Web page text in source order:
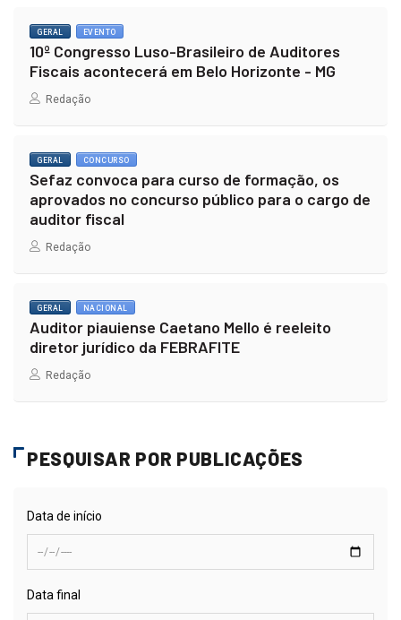
GERAL EVENTO
10º Congresso Luso-Brasileiro de Auditores
Fiscais acontecerá em Belo Horizonte - MG
Redação
GERAL CONCURSO
Sefaz convoca para curso de formação, os
aprovados no concurso público para o cargo de
auditor fiscal
Redação
GERAL NACIONAL
Auditor piauiense Caetano Mello é reeleito
diretor jurídico da FEBRAFITE
Redação
PESQUISAR POR PUBLICAÇÕES
Data de início
Data final